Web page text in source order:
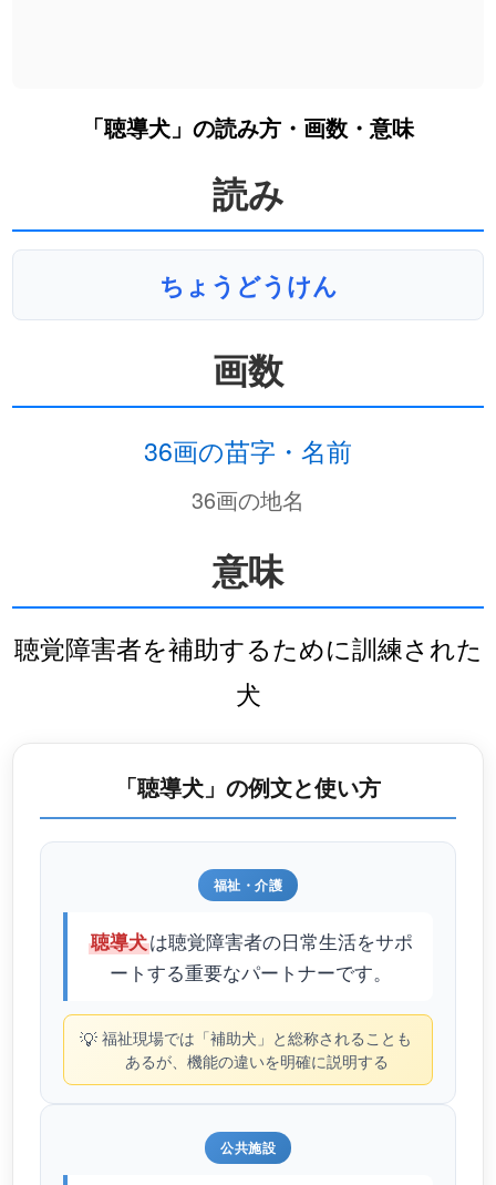
「聴導犬」の読み方・画数・意味
読み
ちょうどうけん
画数
36画の苗字・名前
36画の地名
意味
聴覚障害者を補助するために訓練された
犬
「聴導犬」の例文と使い方
福祉・介護
聴導犬は聴覚障害者の日常生活をサポ
ートする重要なパートナーです。
💡 福祉現場では「補助犬」と総称されることも
あるが、機能の違いを明確に説明する
公共施設